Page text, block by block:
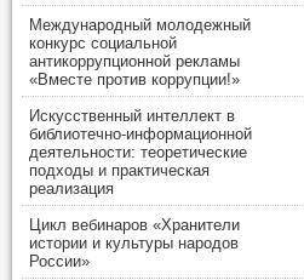
Международный молодежный
конкурс социальной
антикоррупционной рекламы
«Вместе против коррупции!»
Искусственный интеллект в
библиотечно-информационной
деятельности: теоретические
подходы и практическая
реализация
Цикл вебинаров «Хранители
истории и культуры народов
России»